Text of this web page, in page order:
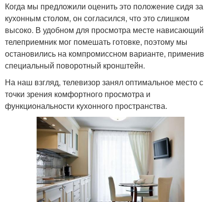
Когда мы предложили оценить это положение сидя за
кухонным столом, он согласился, что это слишком
высоко. В удобном для просмотра месте нависающий
телеприемник мог помешать готовке, поэтому мы
остановились на компромиссном варианте, применив
специальный поворотный кронштейн.
На наш взгляд, телевизор занял оптимальное место с
точки зрения комфортного просмотра и
функциональности кухонного пространства.